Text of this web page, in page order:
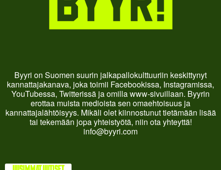
Byyri on Suomen suurin jalkapallokulttuuriin keskittynyt
kannattajakanava, joka toimii Facebookissa, Instagramissa,
YouTubessa, Twitterissä ja omilla www-sivuillaan. Byyrin
erottaa muista medioista sen omaehtoisuus ja
kannattajalähtöisyys. Mikäli olet kiinnostunut tietämään lisää
tai tekemään jopa yhteistyötä, niin ota yhteyttä!
info@byyri.com